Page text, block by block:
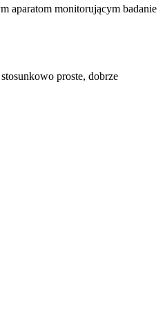
aparatom monitorującym badanie
proste, dobrze